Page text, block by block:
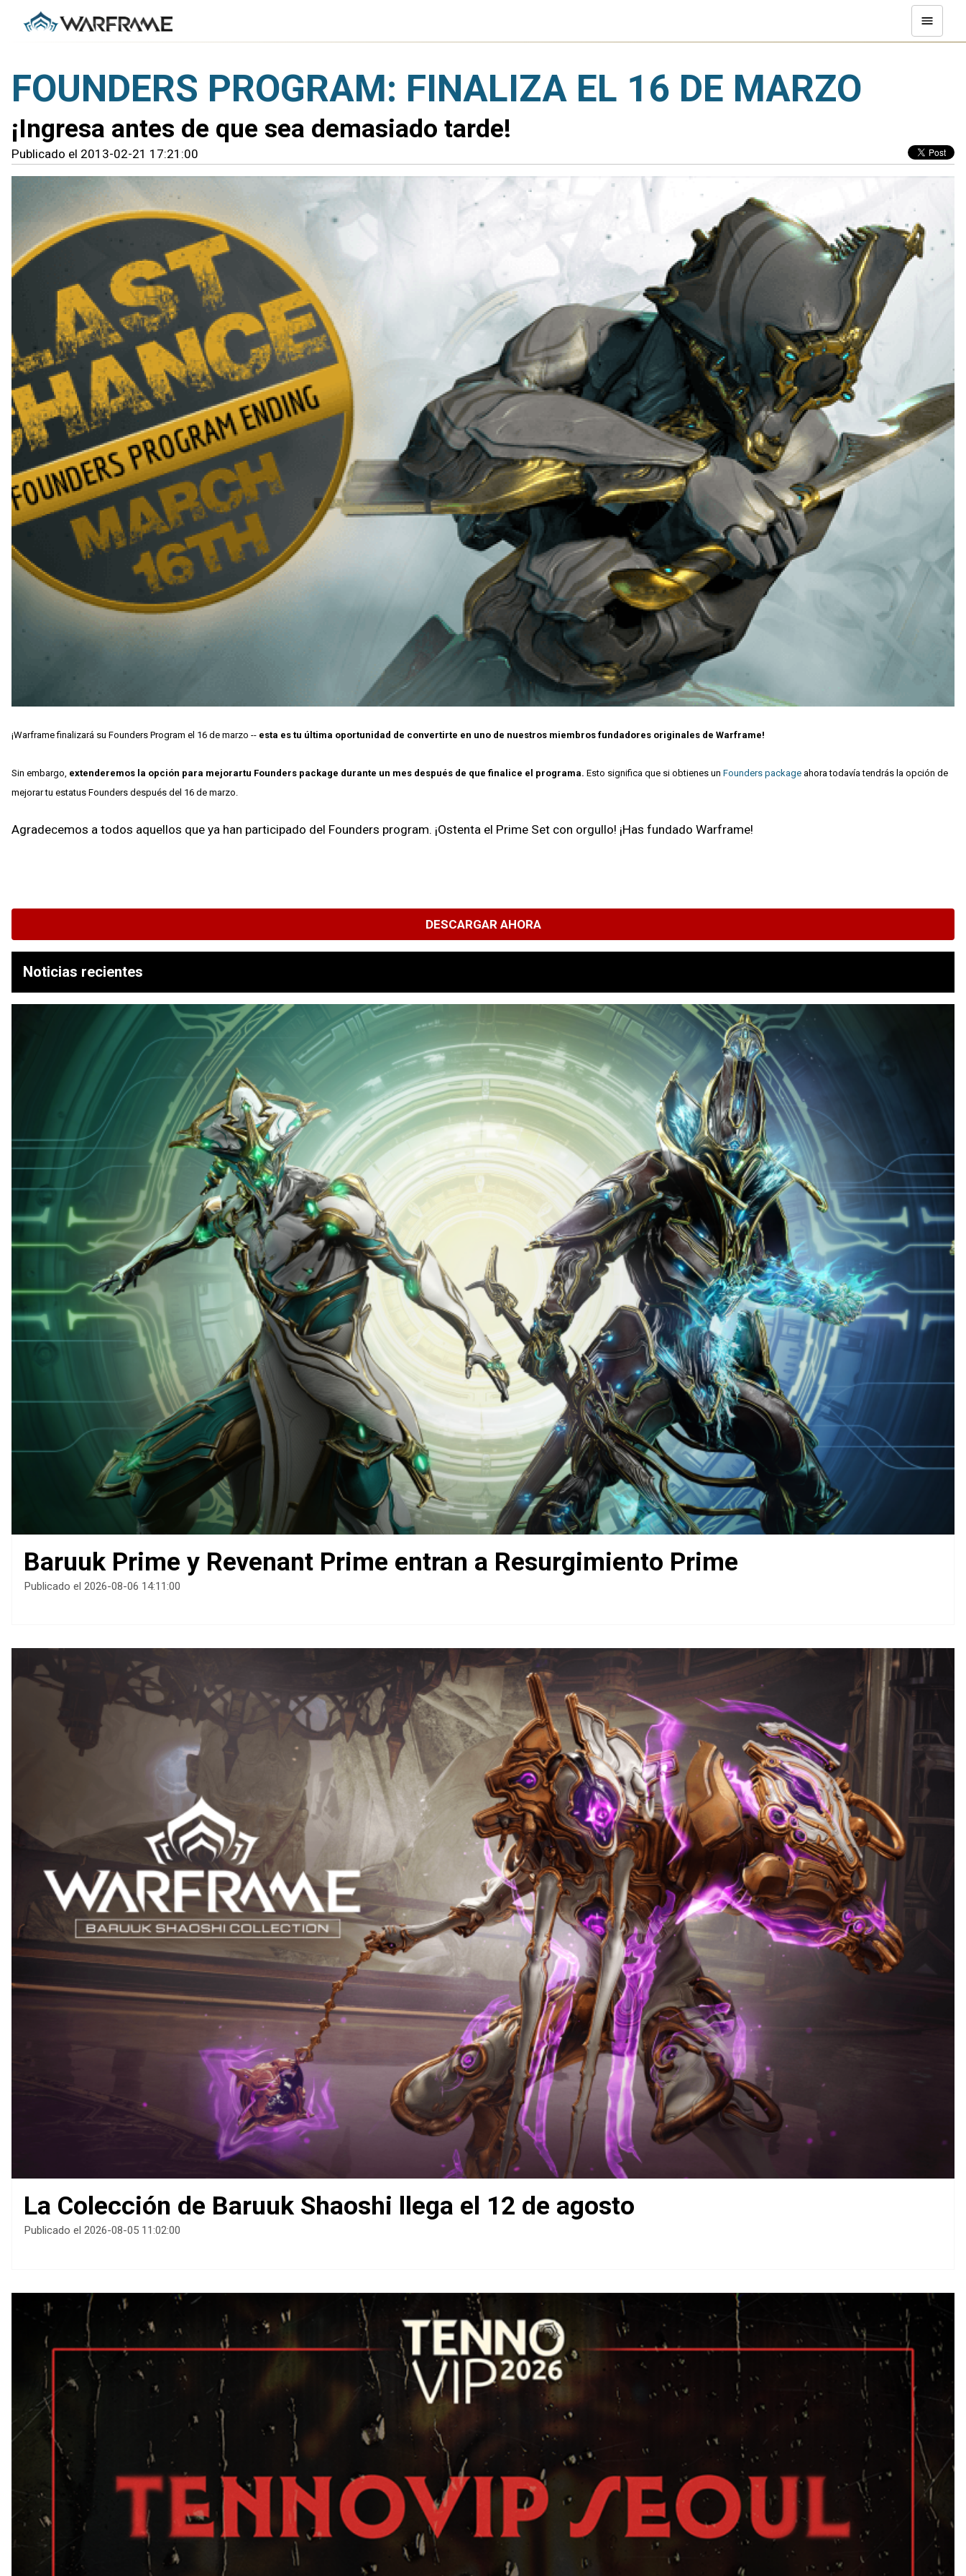
FOUNDERS PROGRAM: FINALIZA EL 16 DE MARZO
¡Ingresa antes de que sea demasiado tarde!
Publicado el 2013-02-21 17:21:00
¡Warframe finalizará su Founders Program el 16 de marzo -- esta es tu última oportunidad de convertirte en uno de nuestros miembros fundadores originales de Warframe!
Sin embargo, extenderemos la opción para mejorartu Founders package durante un mes después de que finalice el programa. Esto significa que si obtienes un Founders package ahora todavía tendrás la opción de
mejorar tu estatus Founders después del 16 de marzo.
Agradecemos a todos aquellos que ya han participado del Founders program. ¡Ostenta el Prime Set con orgullo! ¡Has fundado Warframe!
DESCARGAR AHORA
Noticias recientes
Baruuk Prime y Revenant Prime entran a Resurgimiento Prime
Publicado el 2026-08-06 14:11:00
La Colección de Baruuk Shaoshi llega el 12 de agosto
Publicado el 2026-08-05 11:02:00